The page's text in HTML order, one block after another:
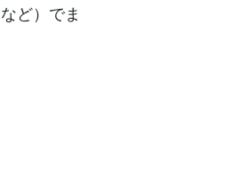
ど）でま